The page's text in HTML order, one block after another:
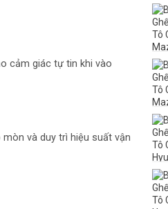
cảm giác tự tin khi vào
và duy trì hiệu suất vận